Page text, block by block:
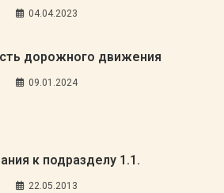
04.04.2023
дорожного движения
09.01.2024
к подразделу 1.1.
22.05.2013